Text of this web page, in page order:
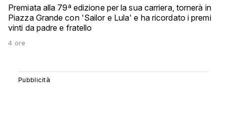
Premiata alla 79ª edizione per la sua carriera, tornerà in
Piazza Grande con 'Sailor e Lula' e ha ricordato i premi
vinti da padre e fratello
4 ore